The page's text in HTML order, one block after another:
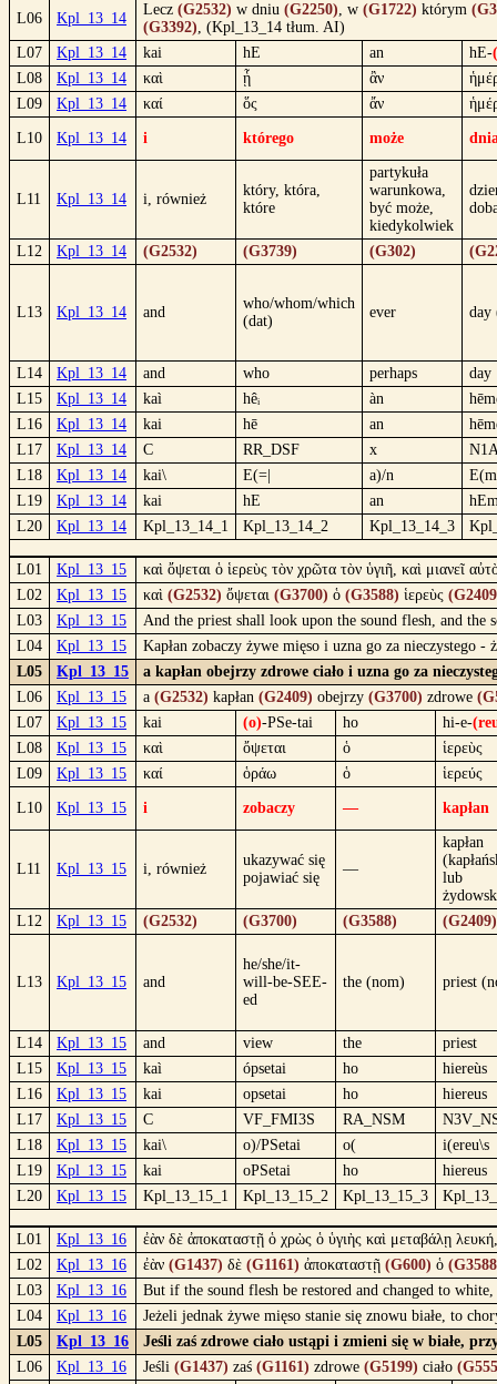
L06 Kpl_13_14
Lecz (G2532) w dniu (G2250), w (G1722) którym
(G3392), (Kpl_13_14 tłum. AI)
L07
Kpl_13_14 kai hE an hE-
L08
Kpl_13_14 καὶ ᾗ ἂν
L09
Kpl_13_14 καί ὅς ἄν
L10 Kpl_13_14 i którego może
L11 Kpl_13_14 i, również
który, która,
które
partykuła
warunkowa,
być może,
kiedykolwiek
L12 Kpl_13_14 (G2532) (G3739) (G302)
L13 Kpl_13_14 and
who/whom/which
(dat)
ever day
L14 Kpl_13_14 and who perhaps
day
L15
Kpl_13_14 kaì hêᵢ àn
L16
Kpl_13_14 kai hē an
L17
Kpl_13_14 C RR_DSF x
L18
Kpl_13_14 kai\ E(=| a)/n
L19
Kpl_13_14 kai hE an
L20
Kpl_13_14 Kpl_13_14_1 Kpl_13_14_2 Kpl_13_14_3
L01 Kpl_13_15
καὶ ὄψεται ὁ ἱερεὺς τὸν χρῶτα τὸν ὑγιῆ, καὶ μιανεῖ
L02
Kpl_13_15 καὶ (G2532) ὄψεται (G3700) ὁ (G3588) ἱερεὺς
L03
Kpl_13_15
And the priest shall look upon the sound flesh, and
L04
Kpl_13_15
Kapłan zobaczy żywe mięso i uzna go za nieczystego
L05
Kpl_13_15
a kapłan obejrzy zdrowe ciało i uzna go za
L06
Kpl_13_15 a (G2532) kapłan (G2409) obejrzy (G3700) zdrowe
L07
Kpl_13_15 kai (o)-PSe-tai ho hi-e-
L08
Kpl_13_15 καὶ ὄψεται ὁ
ἱερεὺς
L09
Kpl_13_15 καί ὁράω ὁ ἱερεύς
L10 Kpl_13_15 i zobaczy — kapłan
L11 Kpl_13_15 i, również
ukazywać się
pojawiać się
—
kapłan
lub
L12
Kpl_13_15 (G2532) (G3700) (G3588) (G2409)
L13 Kpl_13_15 and
he/she/it-
will-be-SEE-
ed
the (nom) priest
L14 Kpl_13_15 and view the
priest
L15
Kpl_13_15 kaì ópsetai ho
hiereùs
L16
Kpl_13_15 kai opsetai ho
hiereus
L17
Kpl_13_15 C VF_FMI3S RA_NSM
L18
Kpl_13_15 kai\ o)/PSetai o(
i(ereu\s
L19
Kpl_13_15 kai oPSetai ho
hiereus
L20
Kpl_13_15 Kpl_13_15_1 Kpl_13_15_2 Kpl_13_15_3
L01 Kpl_13_16
ἐὰν δὲ ἀποκαταστῇ ὁ χρὼς ὁ ὑγιὴς καὶ μεταβάλῃ
L02
Kpl_13_16 ἐὰν (G1437) δὲ (G1161) ἀποκαταστῇ (G600) ὁ
L03
Kpl_13_16
But if the sound flesh be restored and changed to
L04
Kpl_13_16
Jeżeli jednak żywe mięso stanie się znowu białe, to
L05
Kpl_13_16
Jeśli zaś zdrowe ciało ustąpi i zmieni się w białe,
L06
Kpl_13_16 Jeśli (G1437) zaś (G1161) zdrowe (G5199) ciało